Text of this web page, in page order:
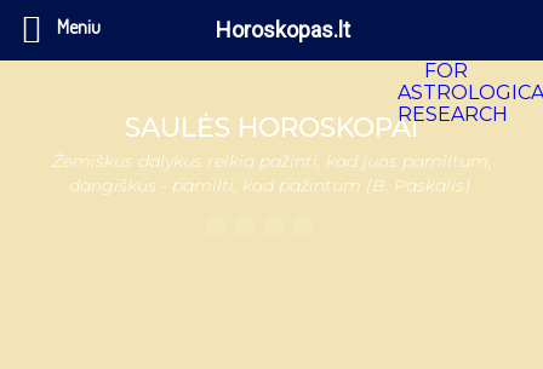
SAULĖS HOROSKOPAI
Žemiškus dalykus reikia pažinti, kad juos pamiltum,
dangiškus - pamilti, kad pažintum (B. Paskalis).
Meniu Horoskopas.lt